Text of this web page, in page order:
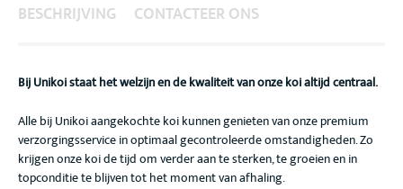
BESCHRIJVING CONTACTEER ONS
Bij Unikoi staat het welzijn en de kwaliteit van onze koi altijd centraal.
Alle bij Unikoi aangekochte koi kunnen genieten van onze premium
verzorgingsservice in optimaal gecontroleerde omstandigheden. Zo
krijgen onze koi de tijd om verder aan te sterken, te groeien en in
topconditie te blijven tot het moment van afhaling.